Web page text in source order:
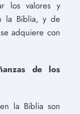
los valores y
la Biblia, y de
adquiere con
de los
la Biblia son